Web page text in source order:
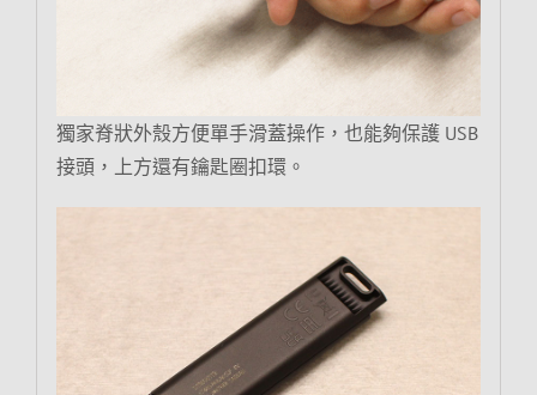
獨家脊狀外殼方便單手滑蓋操作，也能夠保護 USB
接頭，上方還有鑰匙圈扣環。